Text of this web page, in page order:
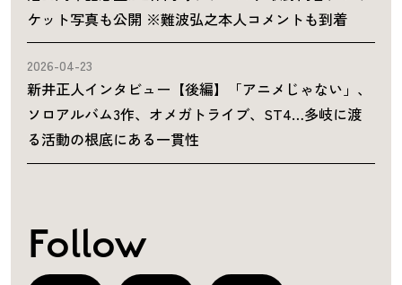
ケット写真も公開 ※難波弘之本人コメントも到着
2026-04-23
新井正人インタビュー【後編】「アニメじゃない」、
ソロアルバム3作、オメガトライブ、ST4…多岐に渡
る活動の根底にある一貫性
Follow